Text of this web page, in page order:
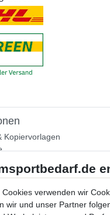
Kopiervorlagen
verwenden wir
wir und unser Partner